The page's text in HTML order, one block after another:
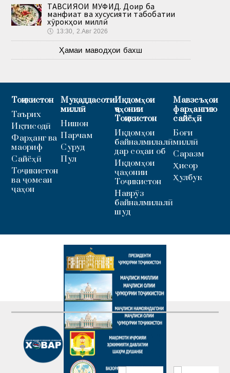
ТАВСИЯҲОИ МУФИД. Доир ба
манфиат ва хусусияти табобатии
хӯрокҳои миллӣ
🕔 13:30, 2.Авг 2026
Ҳамаи маводҳои бахш
Тоҷикистон
Таърих
Иқтисодӣ
Фарҳанг ва
маориф
Сайёҳӣ
Тоҷикистон
ва ҷомеаи
ҷаҳон
Муқаддасоти
миллӣ
Нишон
Парчам
Суруд
Пул
Иқдомҳои
ҷаҳонии
Тоҷикистон
Иқдомҳои
байналмилалӣ
дар соҳаи об
Иқдомҳои
ҷаҳонии
Тоҷикистон
Наврӯз
байналмилалӣ
шуд
Мавзеъҳои
фарҳангию
сайёҳӣ
Боғи
миллӣ
Саразм
Ҳисор
Ҳулбук